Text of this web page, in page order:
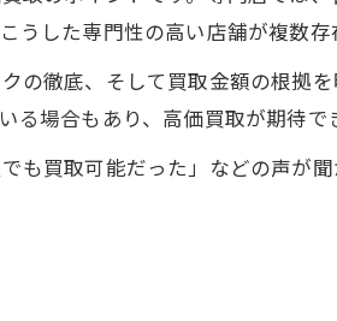
手順
る
器の魅力
る背景
情
した専門性の高い店舗が複数存
の徹底、そして買取金額の根拠
場合もあり、高価買取が期待で
も買取可能だった」などの声が